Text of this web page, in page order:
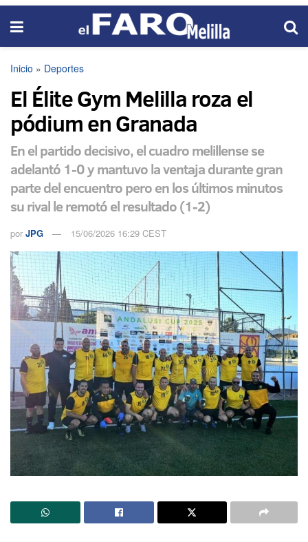
Inicio » Deportes
El Élite Gym Melilla roza el
pódium en Granada
En el partido decisivo, el cuadro melillense se
adelantó 1-0 y mantuvo la ventaja durante gran
parte del encuentro pero en los últimos minutos
su rival le remotó el resultado (1-2)
por JPG 15/06/2026 16:29 CEST